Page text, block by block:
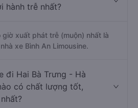
hành trễ nhất?
giờ xuất phát trễ (muộn) nhất là
xe Bình An Limousine.
đi Hai Bà Trưng - Hà
có chất lượng tốt,